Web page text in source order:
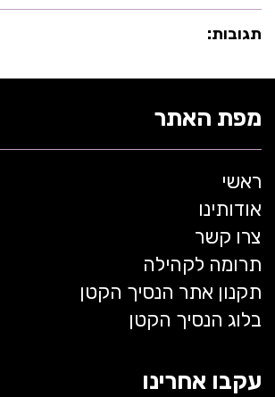
תגובות:
מפת האתר
ראשי
אודותינו
צרו קשר
תרומה לקהילה
תקנון אתר הנסיך הקטן
בלוג הנסיך הקטן
עקבו אחרינו